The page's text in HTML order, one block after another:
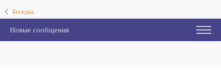
Беседка
Новые сообщения